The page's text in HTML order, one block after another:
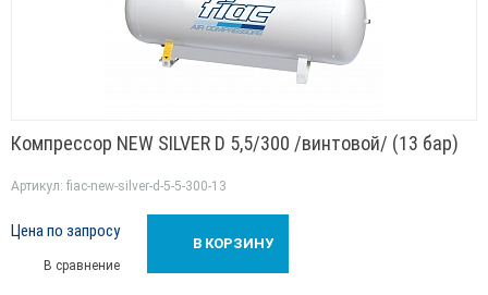
Компрессор NEW SILVER D 5,5/300 /винтовой/ (13 бар)
Артикул: fiac-new-silver-d-5-5-300-13
Цена по запросу
В сравнение
В КОРЗИНУ